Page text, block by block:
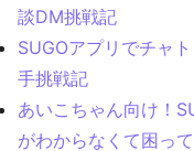
談DM挑戦記
SUGOアプリでチャ
手挑戦記
あいこちゃん向け！
がわからなくて困っ